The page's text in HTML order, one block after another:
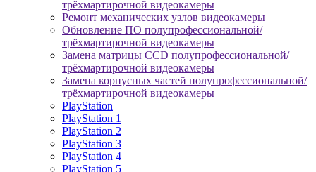
трёхмартирочной видеокамеры
Ремонт механических узлов видеокамеры
Обновление ПО полупрофессиональной/
трёхмартирочной видеокамеры
Замена матрицы CCD полупрофессиональной/
трёхмартирочной видеокамеры
Замена корпусных частей полупрофессиональной/
трёхмартирочной видеокамеры
PlayStation
PlayStation 1
PlayStation 2
PlayStation 3
PlayStation 4
PlayStation 5